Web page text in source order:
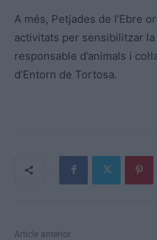
A més, Petjades de l’Ebre
activitats per sensibilitzar
responsable d’animals i
d’Entorn de Tortosa.
Article anterior